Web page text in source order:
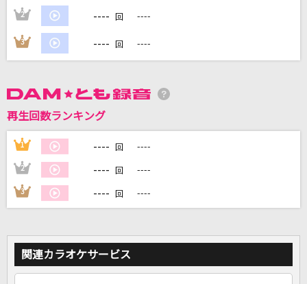
2 ---- 回 ----
3 ---- 回 ----
再生回数ランキング
1 ---- 回 ----
2 ---- 回 ----
3 ---- 回 ----
関連カラオケサービス